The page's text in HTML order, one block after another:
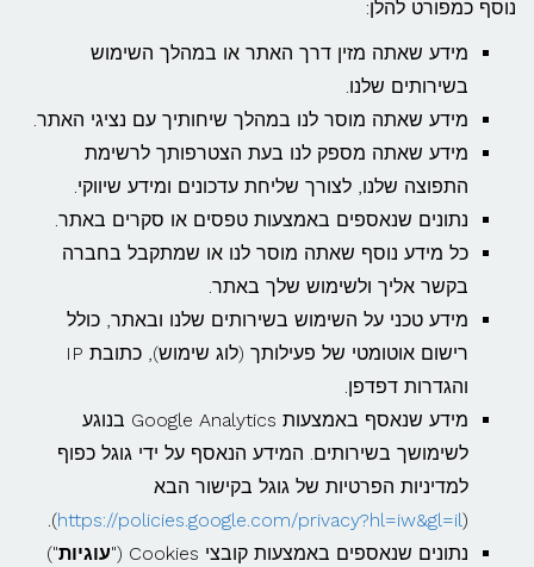
נוסף כמפורט להלן:
מידע שאתה מזין דרך האתר או במהלך השימוש
בשירותים שלנו.
מידע שאתה מוסר לנו במהלך שיחותיך עם נציגי האתר.
מידע שאתה מספק לנו בעת הצטרפותך לרשימת
התפוצה שלנו, לצורך שליחת עדכונים ומידע שיווקי.
נתונים שנאספים באמצעות טפסים או סקרים באתר.
כל מידע נוסף שאתה מוסר לנו או שמתקבל בחברה
בקשר אליך ולשימוש שלך באתר.
מידע טכני על השימוש בשירותים שלנו ובאתר, כולל
רישום אוטומטי של פעילותך (לוג שימוש), כתובת IP
והגדרות דפדפן.
מידע שנאסף באמצעות Google Analytics בנוגע
לשימושך בשירותים. המידע הנאסף על ידי גוגל כפוף
למדיניות הפרטיות של גוגל בקישור הבא
(
https://policies.google.com/privacy?hl=iw&gl=il
).
נתונים שנאספים באמצעות קובצי Cookies ("
עוגיות")